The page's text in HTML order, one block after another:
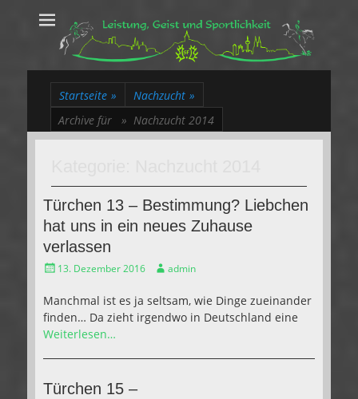
Leistung, Geist
und Sportlichkeit
Trakehner aus dem Herzen des Rheinlands
Startseite » Nachzucht »
Archive für » Nachzucht 2014
Türchen 13 – Bestimmung? Liebchen
hat uns in ein neues Zuhause
verlassen
Gepostet
13. Dezember 2016 Autoradmin
Manchmal ist es ja seltsam, wie Dinge zueinander
finden… Da zieht irgendwo in Deutschland eine
Weiterlesen…
Türchen 15 –